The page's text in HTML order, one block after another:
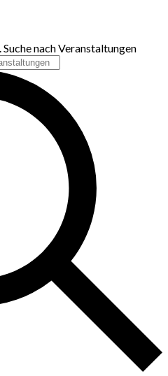
nach Veranstaltungen